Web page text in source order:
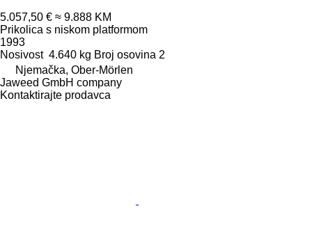
5.057,50 € ≈ 9.888 KM
Prikolica s niskom platformom
1993
Nosivost 4.640 kg Broj osovina 2
Njemačka, Ober-Mörlen
Jaweed GmbH company
Kontaktirajte prodavca